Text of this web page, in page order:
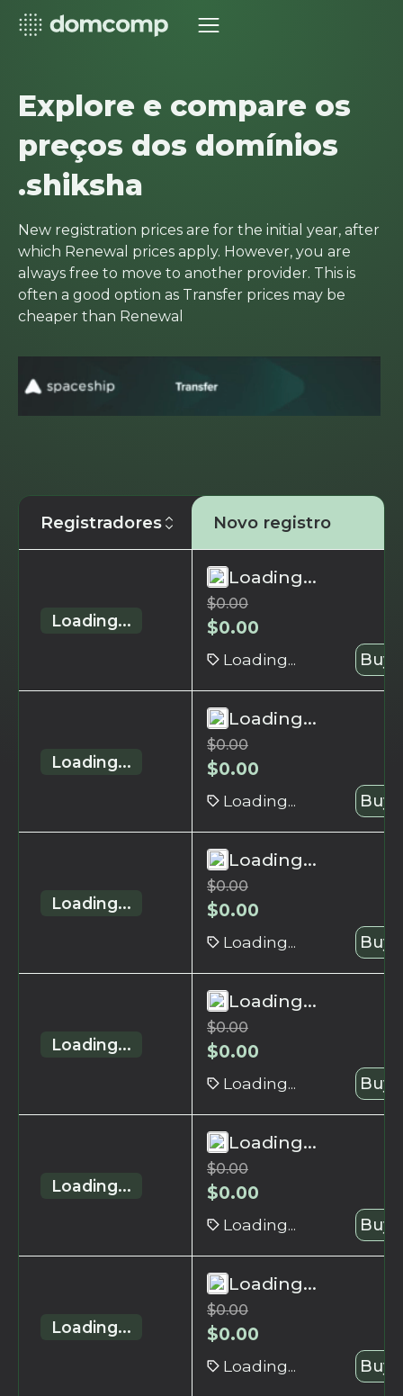
Explore e compare os
preços dos domínios
.shiksha
New registration prices are for the initial year, after
which Renewal prices apply. However, you are
always free to move to another provider. This is
often a good option as Transfer prices may be
cheaper than Renewal
Registradores Novo registro
Loading...
Loading...
$0.00
$0.00
Loading... Buy
Loading...
Loading...
$0.00
$0.00
Loading... Buy
Loading...
Loading...
$0.00
$0.00
Loading... Buy
Loading...
Loading...
$0.00
$0.00
Loading... Buy
Loading...
Loading...
$0.00
$0.00
Loading... Buy
Loading...
Loading...
$0.00
$0.00
Loading... Buy